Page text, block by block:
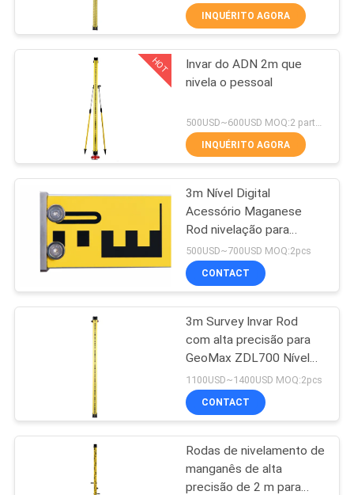
CONTROLE
DA
QUALIDADE
CONTACTE-
PEÇA
UMAS
CITAÇÕES
MAPA
POLICY
Prisma de 360
graus
prisma total da
estação
11
Prisma Polo Bipod
11
INQUÉRITO AGORA
HOT
Invar do ADN 2m que
nivela o pessoal
INQUÉRITO AGORA
3m Nível Digital
Acessório Maganese
Rod nivelação para
Topcon DL502 503 Nível
Digital
500USD~700USD MOQ:2pcs
CONTACT
3m Survey Invar Rod
com alta precisão para
GeoMax ZDL700 Nível
Digital
1100USD~1400USD MOQ:2pcs
CONTACT
Rodas de nivelamento de
manganês de alta
precisão de 2 m para